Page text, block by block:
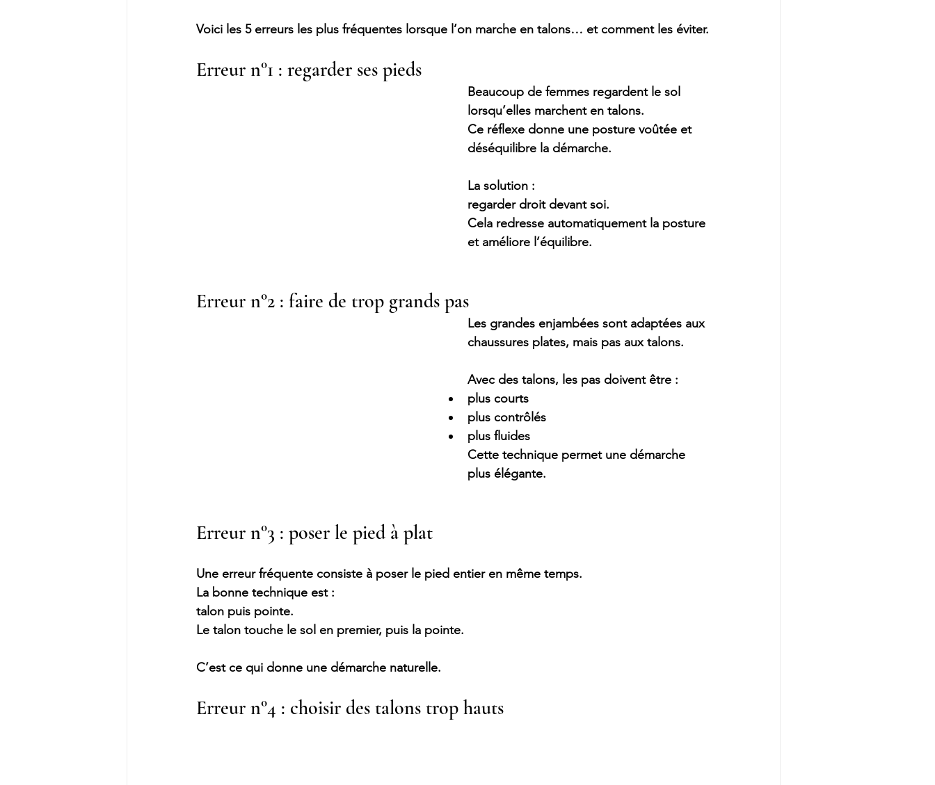
Voici les 5 erreurs les plus fréquentes lorsque l’on marche en talons… et comment les éviter.
Erreur n°1 : regarder ses pieds
Beaucoup de femmes regardent le sol
lorsqu’elles marchent en talons.
Ce réflexe donne une posture voûtée et
déséquilibre la démarche.
La solution :
regarder droit devant soi.
Cela redresse automatiquement la posture
et améliore l’équilibre.
Erreur n°2 : faire de trop grands pas
Les grandes enjambées sont adaptées aux
chaussures plates, mais pas aux talons.
Avec des talons, les pas doivent être :
plus courts
plus contrôlés
plus fluides
Cette technique permet une démarche
plus élégante.
Erreur n°3 : poser le pied à plat
Une erreur fréquente consiste à poser le pied entier en même temps.
La bonne technique est :
talon puis pointe.
Le talon touche le sol en premier, puis la pointe.
C’est ce qui donne une démarche naturelle.
Erreur n°4 : choisir des talons trop hauts